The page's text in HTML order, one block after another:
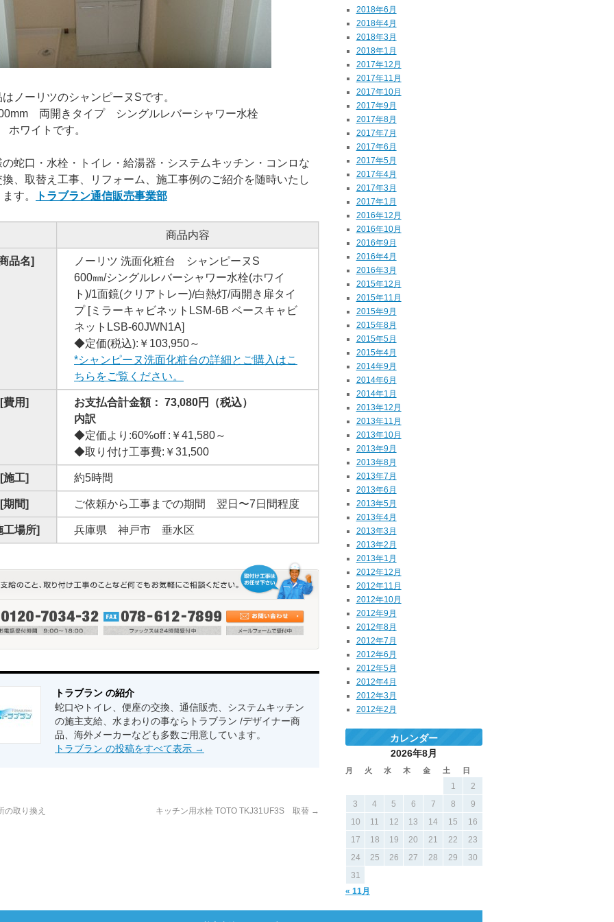
2018年6月
2018年4月
2018年3月
2018年1月
2017年12月
2017年11月
2017年10月
2017年9月
2017年8月
2017年7月
2017年6月
2017年5月
2017年4月
2017年3月
2017年1月
2016年12月
2016年10月
2016年9月
2016年4月
2016年3月
2015年12月
2015年11月
2015年9月
2015年8月
2015年5月
2015年4月
2014年9月
2014年6月
2014年1月
2013年12月
2013年11月
2013年10月
2013年9月
2013年8月
2013年7月
2013年6月
2013年5月
2013年4月
2013年3月
2013年2月
2013年1月
2012年12月
2012年11月
2012年10月
2012年9月
2012年8月
2012年7月
2012年6月
2012年5月
2012年4月
2012年3月
2012年2月
カレンダー
2026年8月
月 火 水 木 金 土 日
« 11月
1
2
3
4 5 6 7 8
9
10
11 12 13 14 15
16
17
18 19 20 21 22
23
24
25 26 27 28 29
30
31
ノーリツのシャンピーヌSです。
両開きタイプ シングルレバーシャワー水栓
ワイトです。
の蛇口・水栓・トイレ・給湯器・システムキッチン・コンロな
換、取替え工事、リフォーム、施工事例のご紹介を随時いたし
す。
トラブラン通信販売事業部
商品内容
品名]
ノーリツ 洗面化粧台 シャンピーヌS
600㎜/シングルレバーシャワー水栓(ホワイ
ト)/1面鏡(クリアトレー)/白熱灯/両開き扉タイ
プ [ミラーキャビネットLSM-6B ベースキャビ
ネットLSB-60JWN1A]
◆定価(税込):￥103,950～
*シャンピーヌ洗面化粧台の詳細とご購入はこ
ちらをご覧ください。
[費用]
お支払合計金額： 73,080円（税込）
内訳
◆定価より:60%off :￥41,580～
◆取り付け工事費:￥31,500
[施工] 約5時間
[期間] ご依頼から工事までの期間 翌日〜7日間程度
工場所] 兵庫県 神戸市 垂水区
トラブラン の紹介
蛇口やトイレ、便座の交換、通信販売、システムキッチン
の施主支給、水まわりの事ならトラブラン /デザイナー商
品、海外メーカーなども多数ご用意しています。
トラブラン の投稿をすべて表示 →
の取り換え キッチン用水栓 TOTO TKJ31UF3S 取替 →